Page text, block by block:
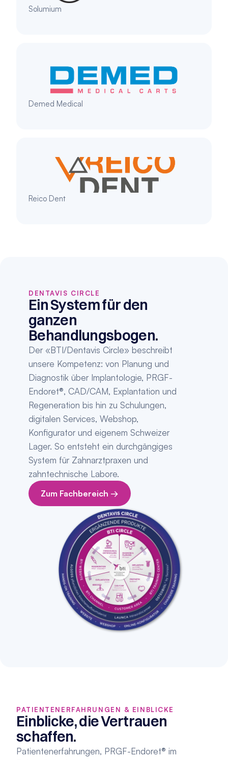
Solumium
Demed Medical
Reico Dent
DENTAVIS CIRCLE
Ein System für den
ganzen
Behandlungsbogen.
Der «BTI/Dentavis Circle» beschreibt
unsere Kompetenz: von Planung und
Diagnostik über Implantologie, PRGF-
Endoret®, CAD/CAM, Explantation und
Regeneration bis hin zu Schulungen,
digitalen Services, Webshop,
Konfigurator und eigenem Schweizer
Lager. So entsteht ein durchgängiges
System für Zahnarztpraxen und
zahntechnische Labore.
Zum Fachbereich →
PATIENTENERFAHRUNGEN & EINBLICKE
Einblicke, die Vertrauen
schaffen.
Patientenerfahrungen, PRGF-Endoret® im